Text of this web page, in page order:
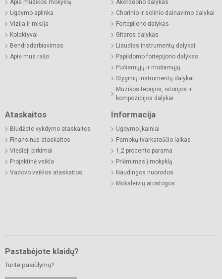
Apie muzikos mokyklą
Ugdymo aplinka
Vizija ir misija
Kolektyvai
Bendradarbiavimas
Apie mus rašo
Akordeono dalykas
Chorinio ir solinio dainavimo dalykai
Fortepijono dalykas
Gitaros dalykas
Liaudies instrumentų dalykai
Papildomo fortepijono dalykas
Pučiamųjų ir mušamųjų
Styginių instrumentų dalykai
Muzikos teorijos, istorijos ir
kompozicijos dalykai
Ataskaitos
Biudžeto vykdymo ataskaitos
Finansinės ataskaitos
Viešieji pirkimai
Projektinė veikla
Vadovo veiklos ataskaitos
Informacija
Ugdymo įkainiai
Pamokų tvarkaraščio laikas
1,2 procento parama
Priėmimas į mokyklą
Naudingos nuorodos
Moksleivių atostogos
Pastabėjote klaidų?
Turite pasiūlymų?